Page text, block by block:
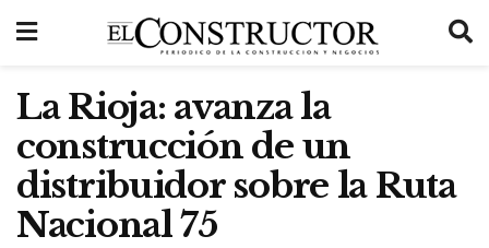
La Rioja: avanza la
construcción de un
distribuidor sobre la Ruta
Nacional 75